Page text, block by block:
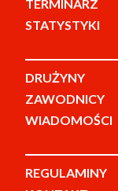
TERMINARZ
STATYSTYKI
DRUŻYNY
ZAWODNICY
WIADOMOŚCI
REGULAMINY